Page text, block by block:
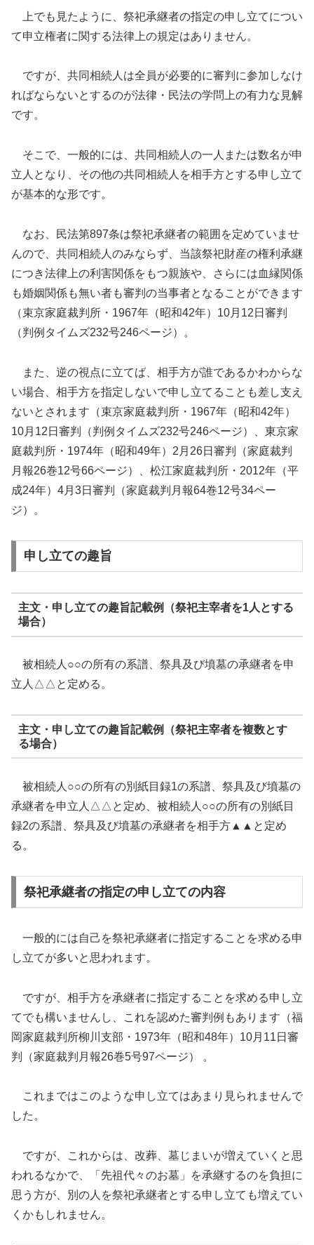
上でも見たように、祭祀承継者の指定の申し立てについ
て申立権者に関する法律上の規定はありません。
ですが、共同相続人は全員が必要的に審判に参加しなけ
ればならないとするのが法律・民法の学問上の有力な見解
です。
そこで、一般的には、共同相続人の一人または数名が申
立人となり、その他の共同相続人を相手方とする申し立て
が基本的な形です。
なお、民法第897条は祭祀承継者の範囲を定めていませ
んので、共同相続人のみならず、当該祭祀財産の権利承継
につき法律上の利害関係をもつ親族や、さらには血縁関係
も婚姻関係も無い者も審判の当事者となることができます
（束京家庭裁判所・1967年（昭和42年）10月12日審判
（判例タイムズ232号246ページ）。
また、逆の視点に立てば、相手方が誰であるかわからな
い場合、相手方を指定しないで申し立てることも差し支え
ないとされます（束京家庭裁判所・1967年（昭和42年）
10月12日審判（判例タイムズ232号246ページ）、東京家
庭裁判所・1974年（昭和49年）2月26日審判（家庭裁判
月報26巻12号66ページ）、松江家庭裁判所・2012年（平
成24年）4月3日審判（家庭裁判月報64巻12号34ペー
ジ）。
申し立ての趣旨
主文・申し立ての趣旨記載例（祭祀主宰者を1人とする
場合）
被相続人○○の所有の系譜、祭具及び墳墓の承継者を申
立人△△と定める。
主文・申し立ての趣旨記載例（祭祀主宰者を複数とす
る場合）
被相続人○○の所有の別紙目録1の系譜、祭具及び墳墓の
承継者を申立人△△と定め、被相続人○○の所有の別紙目
録2の系譜、祭具及び墳墓の承継者を相手方▲▲と定め
る。
祭祀承継者の指定の申し立ての内容
一般的には自己を祭祀承継者に指定することを求める申
し立てが多いと思われます。
ですが、相手方を承継者に指定することを求める申し立
てでも構いませんし、これを認めた審判例もあります（福
岡家庭裁判所柳川支部・1973年（昭和48年）10月11日審
判（家庭裁判月報26巻5号97ページ） 。
これまではこのような申し立てはあまり見られませんで
した。
ですが、これからは、改葬、墓じまいが増えていくと思
われるなかで、「先祖代々のお墓」を承継するのを負担に
思う方が、別の人を祭祀承継者とする申し立ても増えてい
くかもしれません。